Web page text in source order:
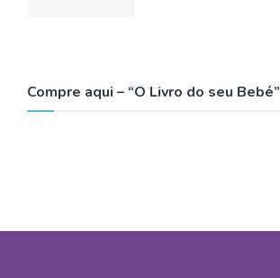
Compre aqui – “O Livro do seu Bebé”